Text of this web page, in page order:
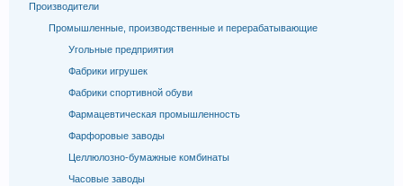
Производители
Промышленные, производственные и перерабатывающие
Угольные предприятия
Фабрики игрушек
Фабрики спортивной обуви
Фармацевтическая промышленность
Фарфоровые заводы
Целлюлозно-бумажные комбинаты
Часовые заводы